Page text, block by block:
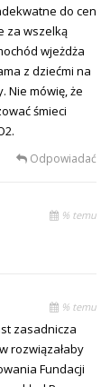
do cen
za wszelką
wjeżdża
z dziećmi na
Nie mówię, że
śmieci
Odpowiadać
% temu
% temu
zasadnicza
rozwiązałaby
Fundacji